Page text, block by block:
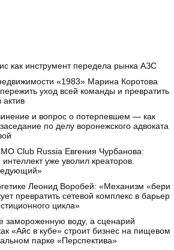
как инструмент передела рынка АЗС
«1983» Марина Коротова
пережить уход всей команды и превратить
актив
и вопрос о потерпевшем — как
по делу воронежского адвоката
Club Russia Евгения Чурбанова:
уже уволил креаторов.
Леонид Воробей: «Механизм «бери
превратить сетевой комплекс в барьер
цикла»
воду, а сценарий
«Айс в кубе» строит бизнес на пищевом
парке «Перспектива»